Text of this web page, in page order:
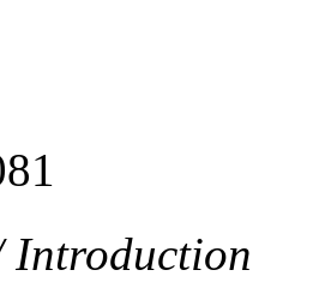
Introduction